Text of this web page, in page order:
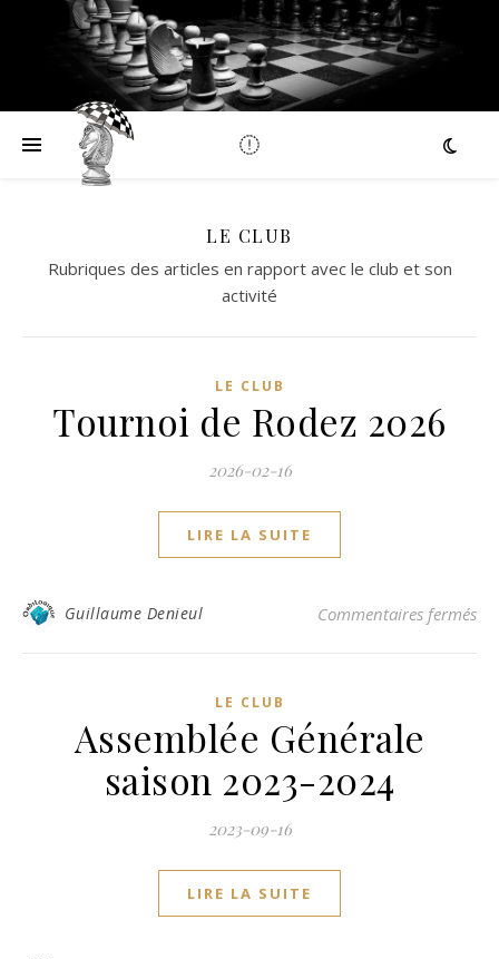
LE CLUB
Rubriques des articles en rapport avec le club et son
activité
LE CLUB
Tournoi de Rodez 2026
2026-02-16
LIRE LA SUITE
Guillaume Denieul Commentaires fermés
LE CLUB
Assemblée Générale
saison 2023-2024
2023-09-16
LIRE LA SUITE